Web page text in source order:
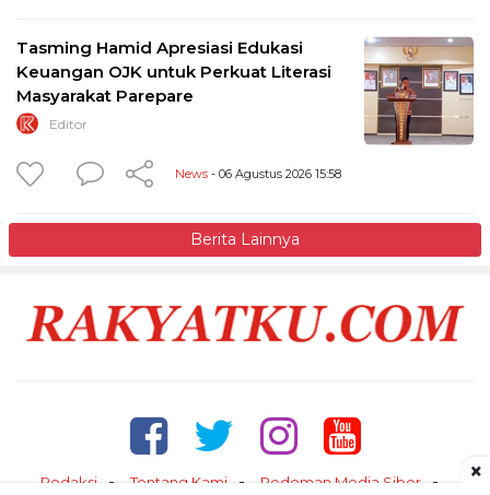
Tasming Hamid Apresiasi Edukasi
Keuangan OJK untuk Perkuat Literasi
Masyarakat Parepare
Editor
News - 06 Agustus 2026 15:58
Berita Lainnya
Redaksi Tentang Kami Pedoman Media Siber ×